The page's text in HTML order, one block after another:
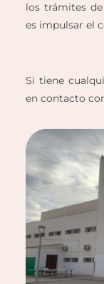
los trámites
es impulsar el
Si tiene
en contacto